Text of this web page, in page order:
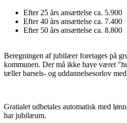
Efter 25 års ansættelse ca. 5.900
Efter 40 års ansættelse ca. 7.400
Efter 50 års ansættelse ca. 8.800
Beregningen af jubilæer foretages på
kommunen. Der må ikke have været
tæller barsels- og uddannelsesorlov
Gratialet udbetales automatisk med
har jubilæum.